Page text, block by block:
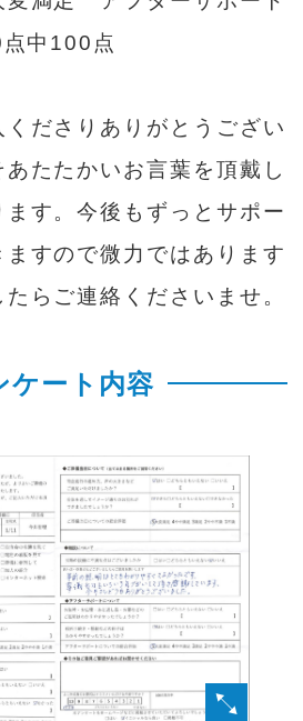
中100点
ださりありがとうござい
たたかいお言葉を頂戴し
す。今後もずっとサポー
ますので微力ではあります
らご連絡くださいませ。
ケート内容